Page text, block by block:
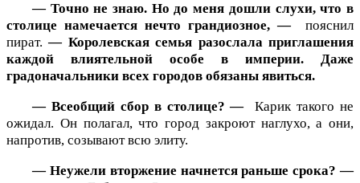
— Точно не знаю. Но до меня дошли слухи, что в
столице намечается нечто грандиозное, —
пояснил
пират.— Королевская семья разослала приглашения
каждой влиятельной особе в империи. Даже
градоначальники всех городов обязаны явиться.
— Всеобщий сбор в столице? —
Карик такого не
ожидал. Он полагал, что город закроют наглухо, а они,
напротив, созывают всю элиту.
— Неужели вторжение начнется раньше срока? —